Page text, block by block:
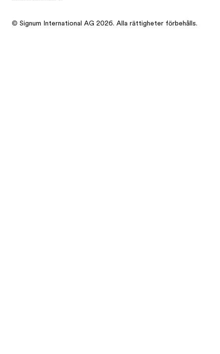
© Signum International AG 2026. Alla rättigheter förbehålls.